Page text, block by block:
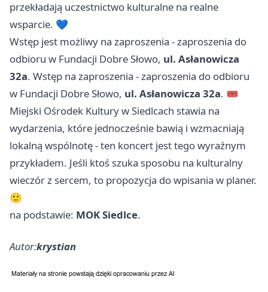
przekładają uczestnictwo kulturalne na realne
wsparcie. 💙
Wstęp jest możliwy na zaproszenia - zaproszenia do
odbioru w Fundacji Dobre Słowo, ul. Asłanowicza
32a. Wstęp na zaproszenia - zaproszenia do odbioru
w Fundacji Dobre Słowo, ul. Asłanowicza 32a. 🎟️
Miejski Ośrodek Kultury w Siedlcach stawia na
wydarzenia, które jednocześnie bawią i wzmacniają
lokalną wspólnotę - ten koncert jest tego wyraźnym
przykładem. Jeśli ktoś szuka sposobu na kulturalny
wieczór z sercem, to propozycja do wpisania w planer.
🙂
na podstawie: MOK Siedlce.
Autor:krystian